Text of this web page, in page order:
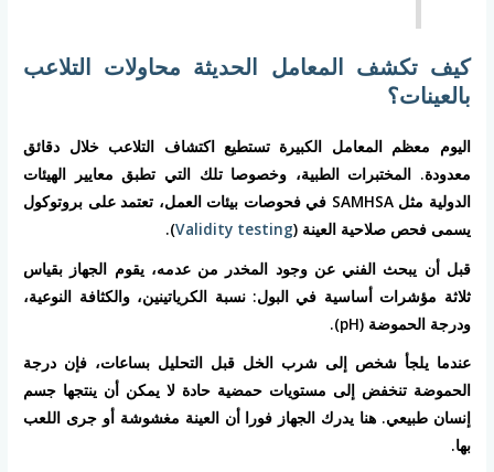
كيف تكشف المعامل الحديثة محاولات التلاعب
بالعينات؟
اليوم معظم المعامل الكبيرة تستطيع اكتشاف التلاعب خلال دقائق
معدودة. المختبرات الطبية، وخصوصا تلك التي تطبق معايير الهيئات
الدولية مثل SAMHSA في فحوصات بيئات العمل، تعتمد على بروتوكول
يسمى فحص صلاحية العينة (Validity testing
).
قبل أن يبحث الفني عن وجود المخدر من عدمه، يقوم الجهاز بقياس
ثلاثة مؤشرات أساسية في البول: نسبة الكرياتينين، والكثافة النوعية،
ودرجة الحموضة (pH).
عندما يلجأ شخص إلى شرب الخل قبل التحليل بساعات، فإن درجة
الحموضة تنخفض إلى مستويات حمضية حادة لا يمكن أن ينتجها جسم
إنسان طبيعي. هنا يدرك الجهاز فورا أن العينة مغشوشة أو جرى اللعب
بها.